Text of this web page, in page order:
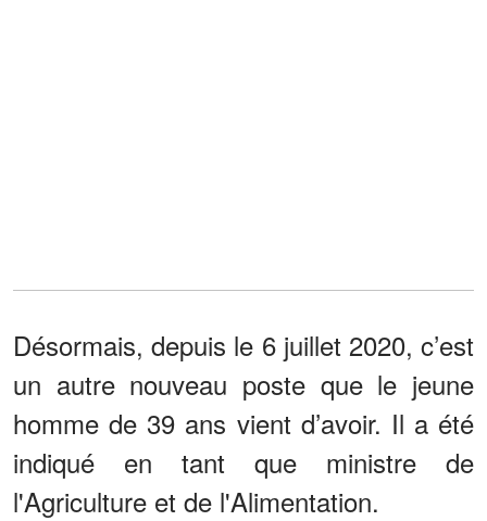
Désormais, depuis le 6 juillet 2020, c’est
un autre nouveau poste que le jeune
homme de 39 ans vient d’avoir. Il a été
indiqué en tant que ministre de
l'Agriculture et de l'Alimentation.